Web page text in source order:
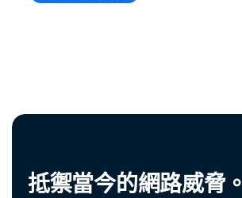
抵禦當今的網路威脅。